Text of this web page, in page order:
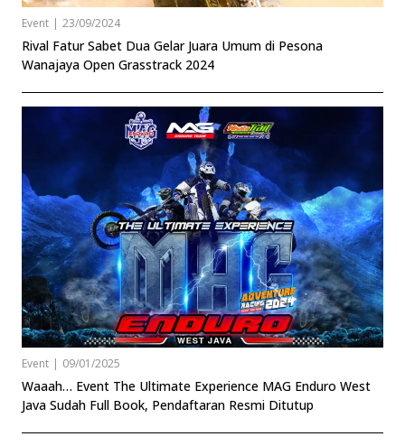
Event | 23/09/2024
Rival Fatur Sabet Dua Gelar Juara Umum di Pesona
Wanajaya Open Grasstrack 2024
Event | 09/01/2025
Waaah… Event The Ultimate Experience MAG Enduro West
Java Sudah Full Book, Pendaftaran Resmi Ditutup